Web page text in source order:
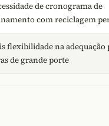
de cronograma de
com reciclagem
flexibilidade na adequação
de grande porte